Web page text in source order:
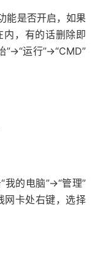
是否开启，如果
内，有的话删除即
”→“运行”→“CMD”
的电脑”→“管理”
网卡处右键，选择